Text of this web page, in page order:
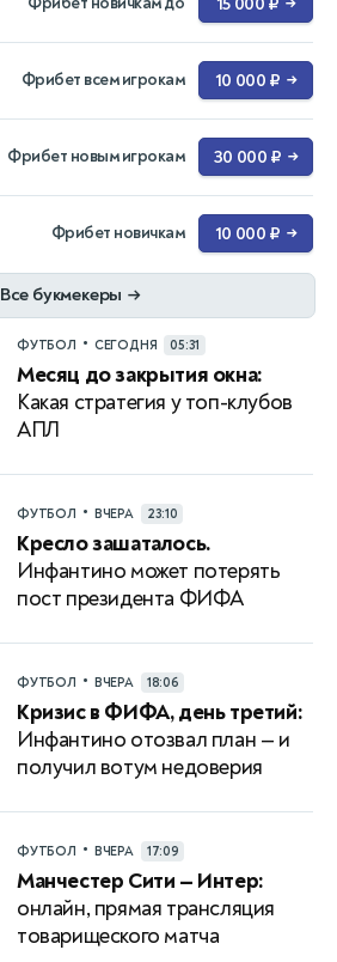
Фрибет всем игрокам 10 000 ₽ →
Фрибет новым игрокам 30 000 ₽ →
Фрибет новичкам 10 000 ₽ →
Все букмекеры →
ФУТБОЛ • СЕГОДНЯ 05:31
Месяц до закрытия окна:
Какая стратегия у топ-клубов
АПЛ
ФУТБОЛ • ВЧЕРА 23:10
Кресло зашаталось.
Инфантино может потерять
пост президента ФИФА
ФУТБОЛ • ВЧЕРА 18:06
Кризис в ФИФА, день третий:
Инфантино отозвал план — и
получил вотум недоверия
ФУТБОЛ • ВЧЕРА 17:09
Манчестер Сити — Интер:
онлайн, прямая трансляция
товарищеского матча